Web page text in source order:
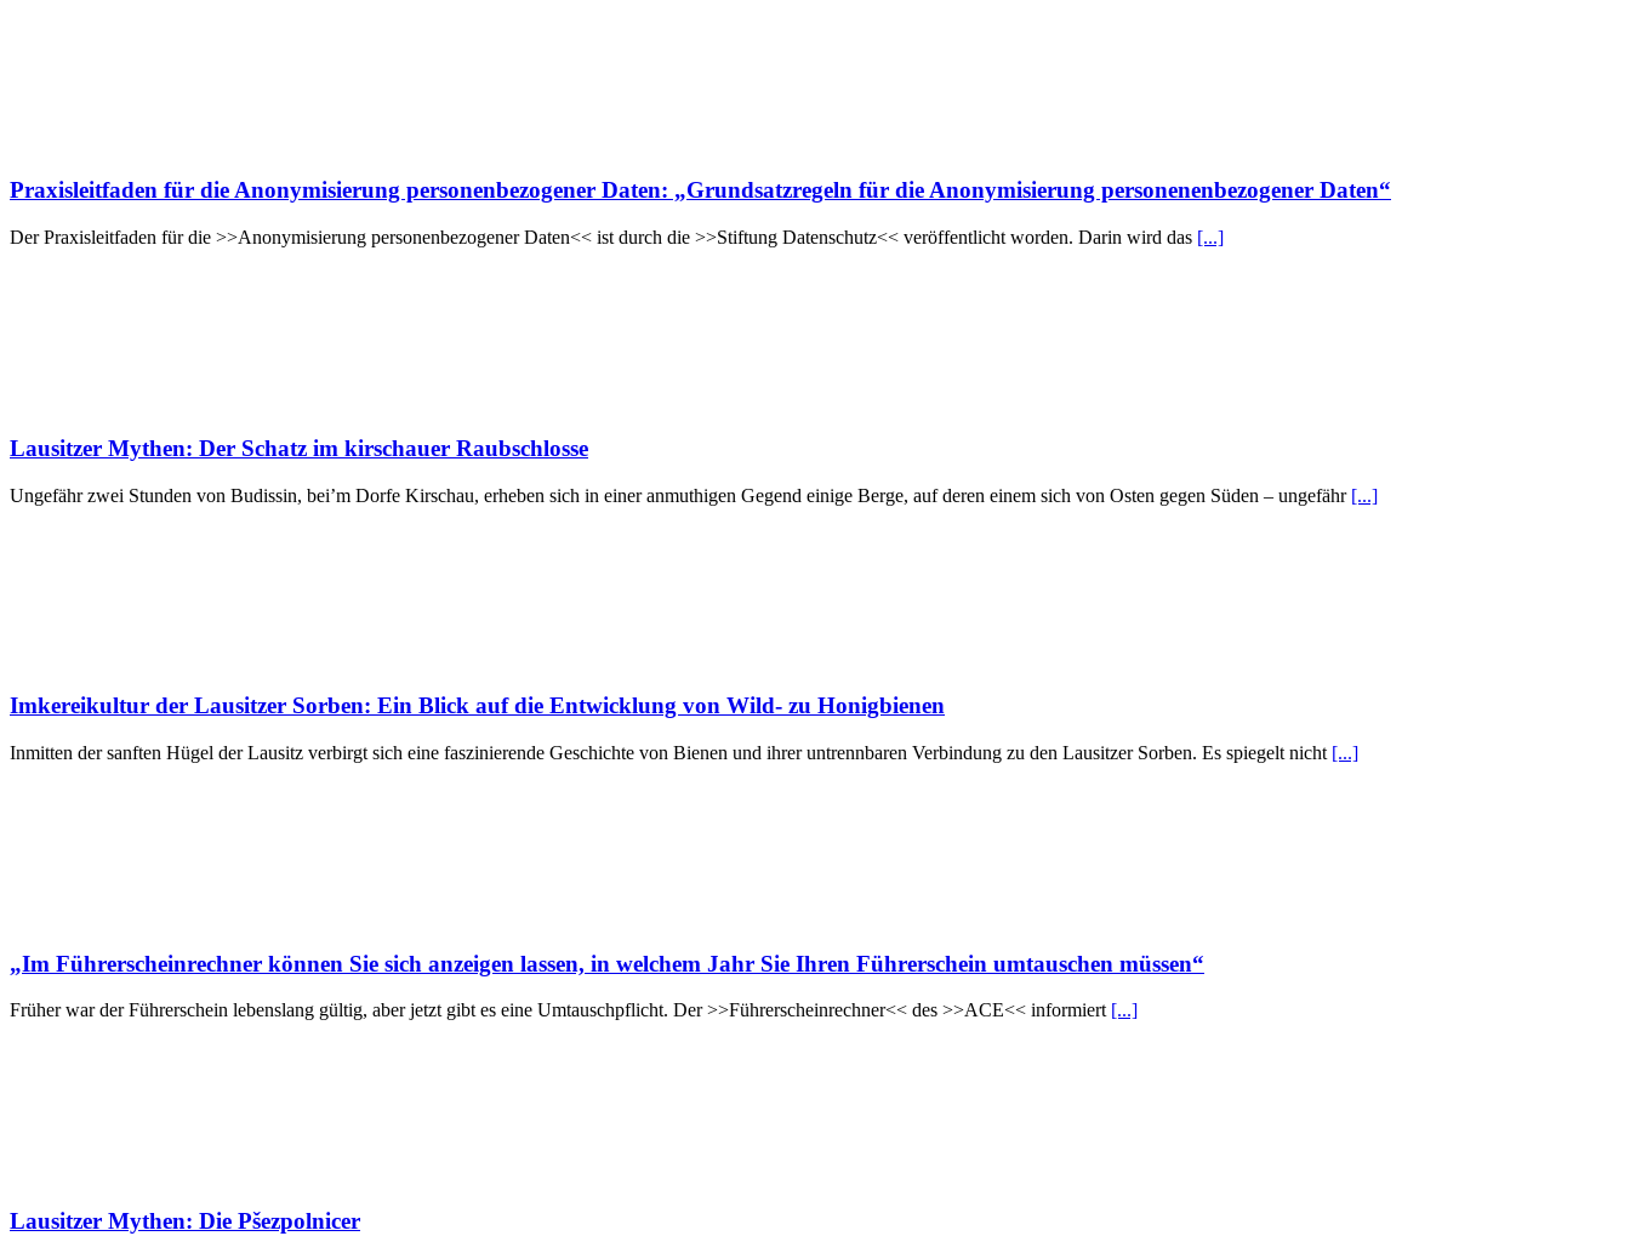
Praxisleitfaden für die Anonymisierung personenbezogener Daten: „Grundsatzregeln für die Anonymisierung personenenbezogener Daten“
Der Praxisleitfaden für die >>Anonymisierung personenbezogener Daten<< ist durch die >>Stiftung Datenschutz<< veröffentlicht worden. Darin wird das [...]
Lausitzer Mythen: Der Schatz im kirschauer Raubschlosse
Ungefähr zwei Stunden von Budissin, bei’m Dorfe Kirschau, erheben sich in einer anmuthigen Gegend einige Berge, auf deren einem sich von Osten gegen Süden – ungefähr [...]
Imkereikultur der Lausitzer Sorben: Ein Blick auf die Entwicklung von Wild- zu Honigbienen
Inmitten der sanften Hügel der Lausitz verbirgt sich eine faszinierende Geschichte von Bienen und ihrer untrennbaren Verbindung zu den Lausitzer Sorben. Es spiegelt nicht [...]
„Im Führerscheinrechner können Sie sich anzeigen lassen, in welchem Jahr Sie Ihren Führerschein umtauschen müssen“
Früher war der Führerschein lebenslang gültig, aber jetzt gibt es eine Umtauschpflicht. Der >>Führerscheinrechner<< des >>ACE<< informiert [...]
Lausitzer Mythen: Die Pšezpolnicer